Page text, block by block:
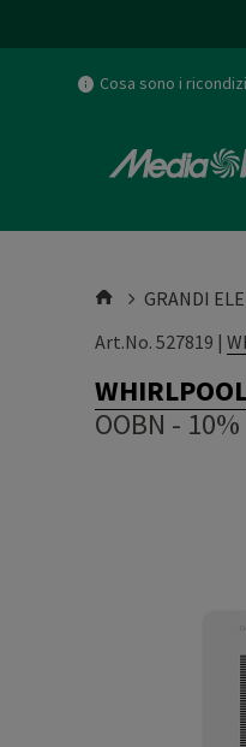
Cosa sono i
GRANDI
Art.No. 527819 |
OOBN - 10%